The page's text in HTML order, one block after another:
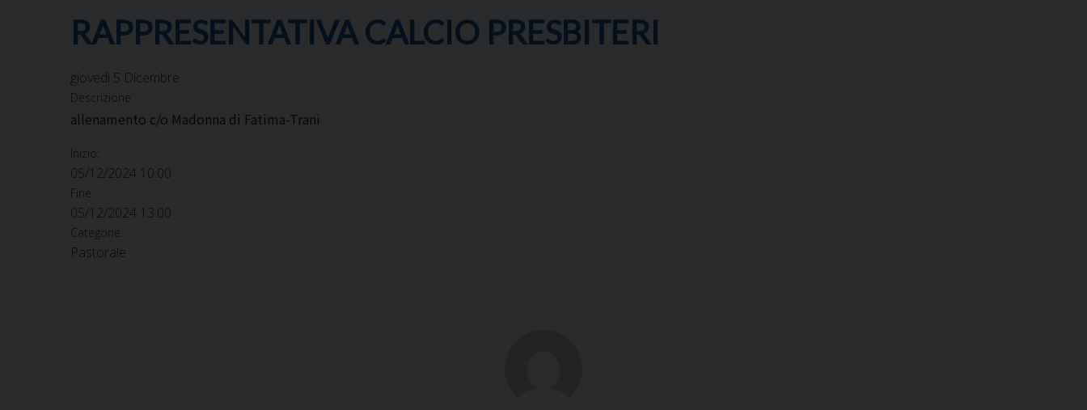
RAPPRESENTATIVA CALCIO PRESBITERI
giovedì 5 Dicembre
Descrizione:
allenamento c/o Madonna di Fatima-Trani
Inizio:
05/12/2024 10:00
Fine:
05/12/2024 13:00
Categorie:
Pastorale